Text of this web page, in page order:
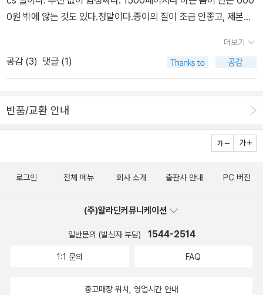
0원 밖에 않는 것도 있다.정말이다.종이의 질이 조금 안좋고, 제본이
정말 좋다. 인쇄도 선명하고, 글자가 읽기 어렵지 않다.정말 가격에 비
해서 더 할나위 없이 좋은 시리즈들이다.
더보기
공감 (3) 댓글 (1)
반품/교환 안내
로그인 전체 메뉴 회사 소개 출판사 안내 PC 버전
(주)알라딘커뮤니케이션
일반문의 (발신자 부담) 1544-2514
1:1 문의 FAQ
중고매장 위치, 영업시간 안내